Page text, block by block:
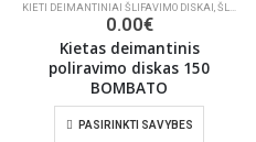
KIETI DEIMANTINIAI ŠLIFAVIMO DISKAI,ŠLIFAVIMO/POLIRAVIMO INSTRUMENTAI
0.00€
Kietas deimantinis
poliravimo diskas 150
BOMBATO
PASIRINKTI SAVYBES